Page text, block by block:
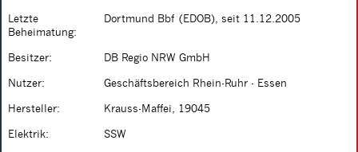
Letzte
Beheimatung:
Dortmund Bbf (EDOB), seit 11.12.2005
Besitzer: DB Regio NRW GmbH
Nutzer: Geschäftsbereich Rhein-Ruhr - Essen
Hersteller: Krauss-Maffei, 19045
Elektrik: SSW